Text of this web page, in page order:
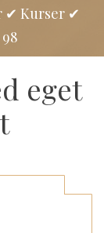
✔ Kurser ✔
eget